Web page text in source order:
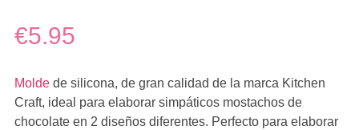
€5.95
Moldede silicona, de gran calidad de la marca Kitchen
Craft, ideal para elaborar simpáticos mostachos de
chocolate en 2 diseños diferentes. Perfecto para elaborar